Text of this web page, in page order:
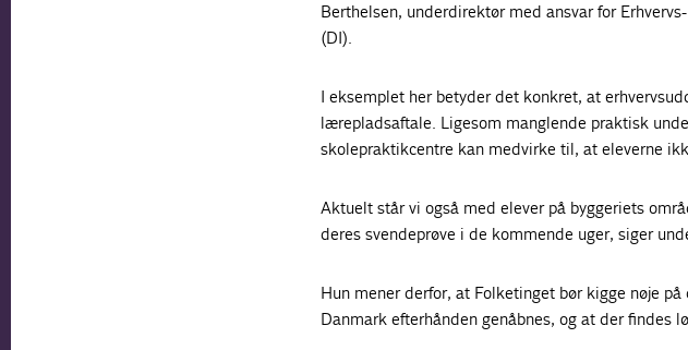
Berthelsen, underdirektør med ansvar for
(DI).
I eksemplet her betyder det konkret, at
lærepladsaftale. Ligesom manglende praktisk
skolepraktikcentre kan medvirke til, at eleverne
Aktuelt står vi også med elever på byggeriets
deres svendeprøve i de kommende uger, siger
Hun mener derfor, at Folketinget bør kigge nøje
Danmark efterhånden genåbnes, og at der findes